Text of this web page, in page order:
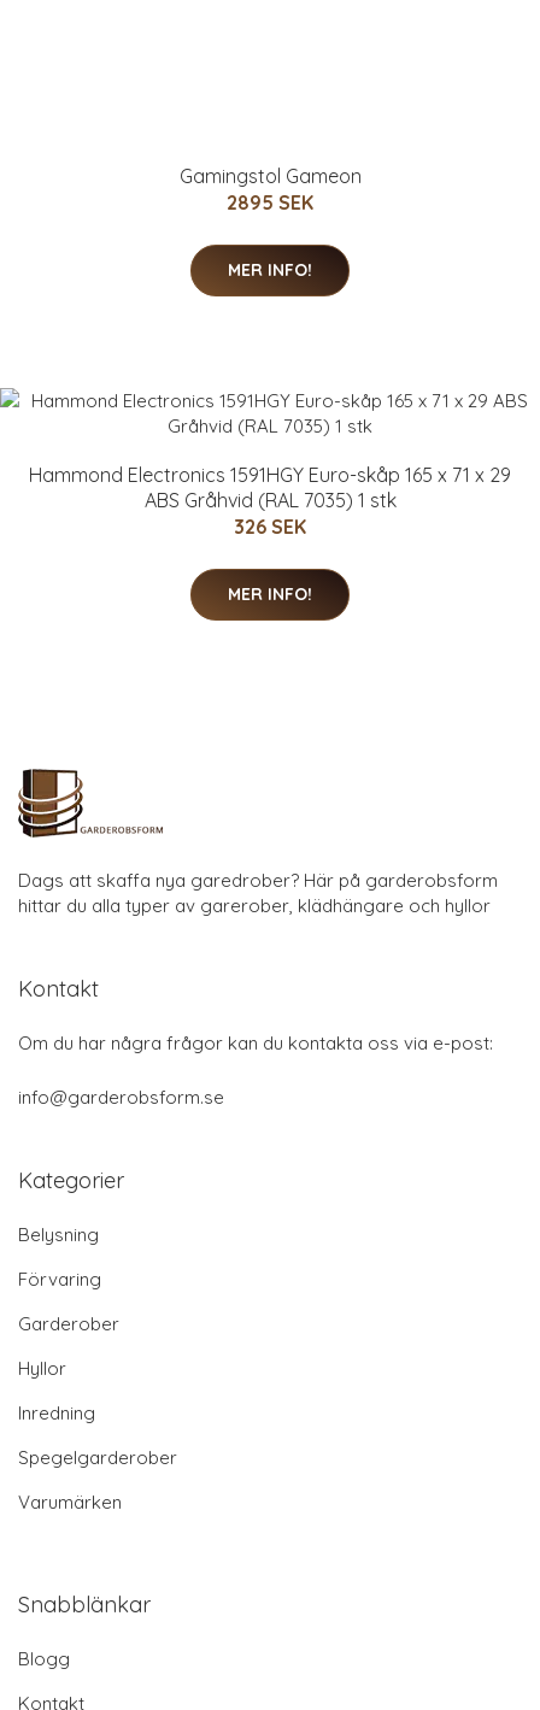
Gamingstol Gameon
2895 SEK
MER INFO!
Hammond Electronics 1591HGY Euro-skåp 165 x 71 x 29
ABS Gråhvid (RAL 7035) 1 stk
326 SEK
MER INFO!
Dags att skaffa nya garedrober? Här på garderobsform
hittar du alla typer av garerober, klädhängare och hyllor
Kontakt
Om du har några frågor kan du kontakta oss via e-post:
info@garderobsform.se
Kategorier
Belysning
Förvaring
Garderober
Hyllor
Inredning
Spegelgarderober
Varumärken
Snabblänkar
Blogg
Kontakt